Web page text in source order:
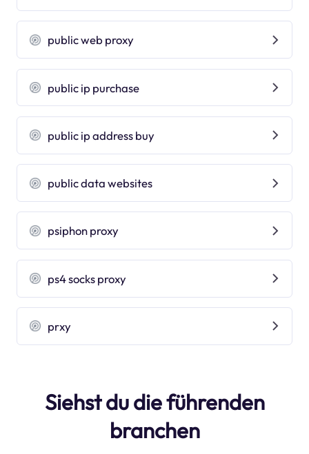
public web proxy
public ip purchase
public ip address buy
public data websites
psiphon proxy
ps4 socks proxy
prxy
Siehst du die führenden
branchen